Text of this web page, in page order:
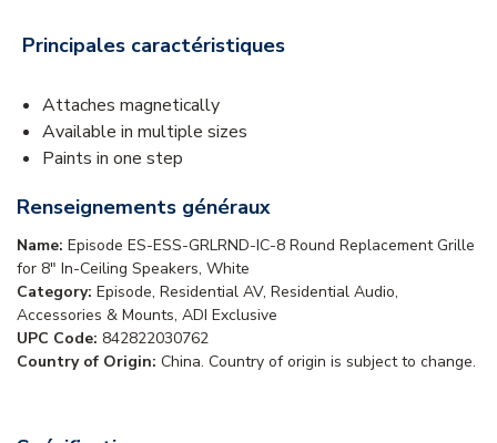
Principales caractéristiques
Attaches magnetically
Available in multiple sizes
Paints in one step
Renseignements généraux
Name: Episode ES-ESS-GRLRND-IC-8 Round Replacement Grille
for 8" In-Ceiling Speakers, White
Category: Episode, Residential AV, Residential Audio,
Accessories & Mounts, ADI Exclusive
UPC Code: 842822030762
Country of Origin: China. Country of origin is subject to change.